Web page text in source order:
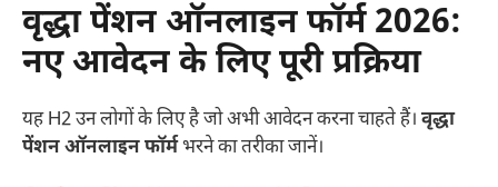
वृद्धा पेंशन ऑनलाइन फॉर्म 2026:
नए आवेदन के लिए पूरी प्रक्रिया
यह H2 उन लोगों के लिए है जो अभी आवेदन करना चाहते हैं। वृद्धा
पेंशन ऑनलाइन फॉर्मभरने का तरीका जानें।